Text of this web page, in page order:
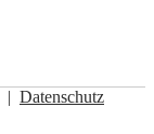
| Datenschutz